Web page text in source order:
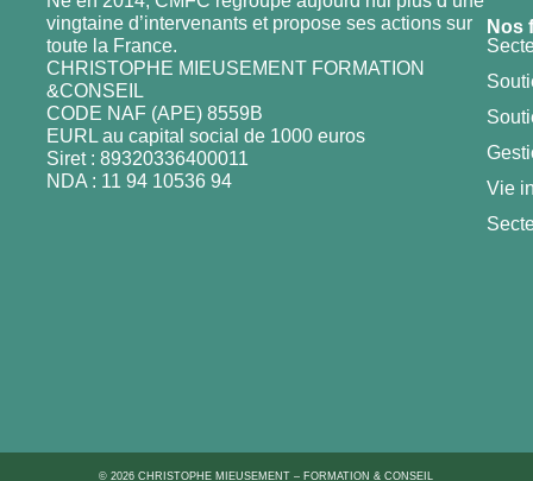
vingtaine d’intervenants et propose ses actions sur
toute la France.
CHRISTOPHE MIEUSEMENT FORMATION
&CONSEIL
CODE NAF (APE) 8559B
EURL au capital social de 1000 euros
Siret : 89320336400011
NDA : 11 94 10536 94
Nos
Vie
© 2026 CHRISTOPHE MIEUSEMENT – FORMATION & CONSEIL